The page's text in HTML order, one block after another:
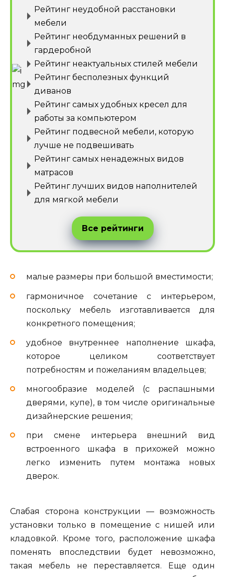
Рейтинг неудобной расстановки
мебели
Рейтинг необдуманных решений в
гардеробной
Рейтинг неактуальных стилей мебели
Рейтинг бесполезных функций
диванов
Рейтинг самых удобных кресел для
работы за компьютером
Рейтинг подвесной мебели, которую
лучше не подвешивать
Рейтинг самых ненадежных видов
матрасов
Рейтинг лучших видов наполнителей
для мягкой мебели
Все рейтинги
малые размеры при большой вместимости;
гармоничное сочетание с интерьером,
поскольку мебель изготавливается для
конкретного помещения;
удобное внутреннее наполнение шкафа,
которое целиком соответствует
потребностям и пожеланиям владельцев;
многообразие моделей (с распашными
дверями, купе), в том числе оригинальные
дизайнерские решения;
при смене интерьера внешний вид
встроенного шкафа в прихожей можно
легко изменить путем монтажа новых
дверок.
Слабая сторона конструкции — возможность
установки только в помещение с нишей или
кладовкой. Кроме того, расположение шкафа
поменять впоследствии будет невозможно,
такая мебель не переставляется. Еще один